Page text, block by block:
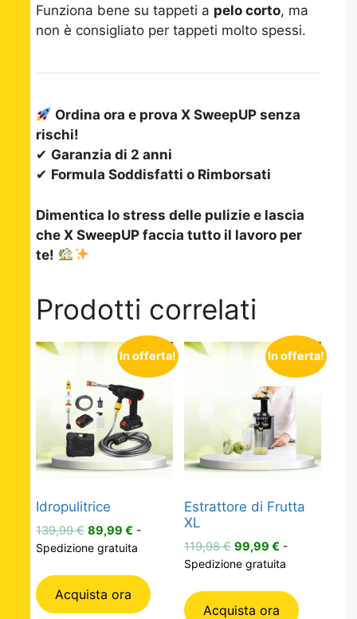
Funziona bene su tappeti a pelo corto, ma
non è consigliato per tappeti molto spessi.
Ordina ora e prova X SweepUP senza
rischi!
✔ Garanzia di 2 anni
✔ Formula Soddisfatti o Rimborsati
Dimentica lo stress delle pulizie e lascia
che X SweepUP faccia tutto il lavoro per
te!
Prodotti correlati
In offerta!
Idropulitrice
139,99€ Il
prezzo
era:
139,99 €.
89,99 € Il
prezzo
è:
89,99 €.
-
Spedizione gratuita
Acquista ora
In offerta!
Estrattore di Frutta
XL
119,98€ Il
prezzo
era:
119,98 €.
99,99€ Il
prezzo
è:
99,99 €.
-
Spedizione gratuita
Acquista ora